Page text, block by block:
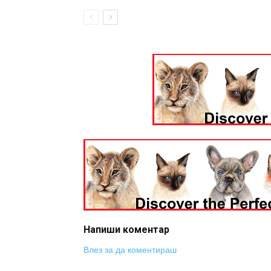
Напиши коментар
Влез за да коментираш